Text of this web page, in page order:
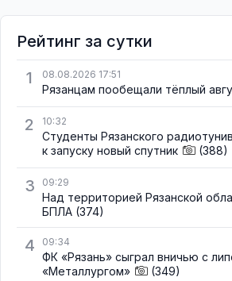
Рейтинг за сутки
1
08.08.2026 17:51
Рязанцам пообещали тёплый
2 10:32
Студенты Рязанского
к запуску новый спутник
(388)
3 09:29
Над территорией Рязанской
БПЛА (374)
4 09:34
ФК «Рязань» сыграл вничью с
«Металлургом»
(349)